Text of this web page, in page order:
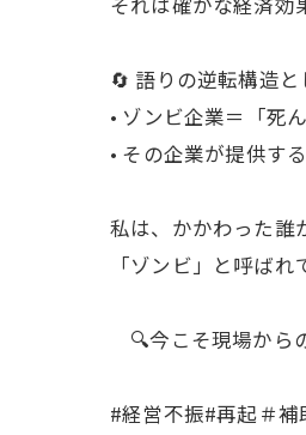
🔄 語りの逆転構造
• ゾンビ企業＝「死
• その企業が提供す
私は、かかわった誰
「ゾンビ」と呼ば
🔍今こそ現場か
#経営不振#再起＃